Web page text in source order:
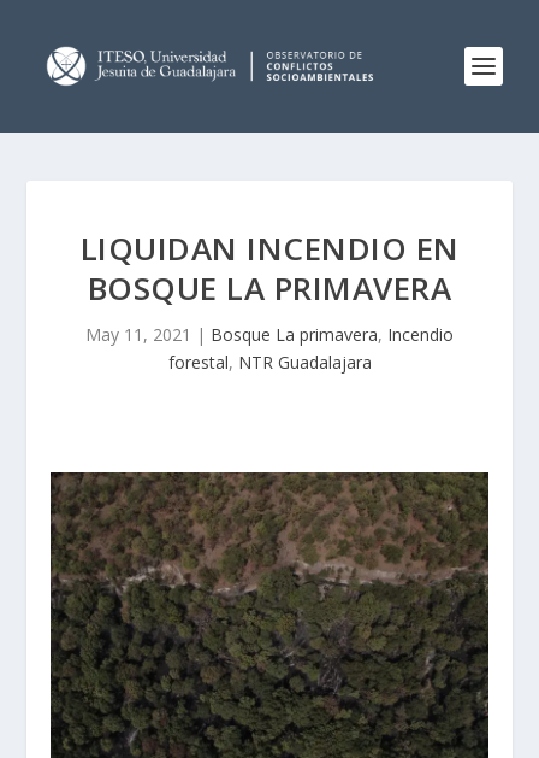
LIQUIDAN INCENDIO EN
BOSQUE LA PRIMAVERA
May 11, 2021 | Bosque La primavera, Incendio
forestal, NTR Guadalajara